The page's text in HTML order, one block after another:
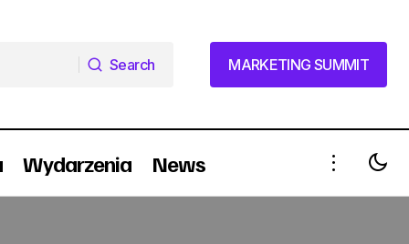
Search
MARKETING SUMMIT
MARKETING SUMMIT
Wydarzenia News